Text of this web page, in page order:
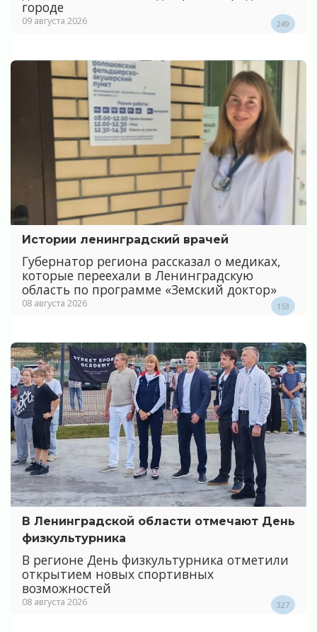
городе
09 августа 2026 249
Истории ленинградский врачей
Губернатор региона рассказал о медиках,
которые переехали в Ленинградскую
область по программе «Земский доктор»
08 августа 2026 153
В Ленинградской области отмечают День
физкультурника
В регионе День физкультурника отметили
открытием новых спортивных
возможностей
08 августа 2026 327